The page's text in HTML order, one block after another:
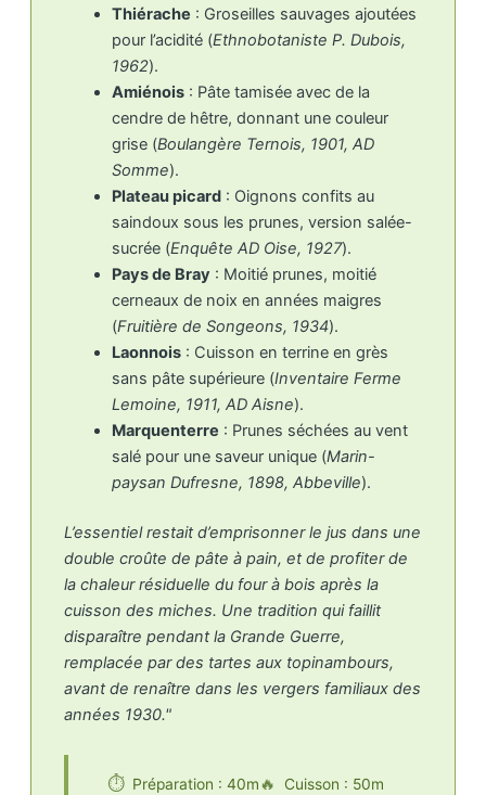
Thiérache : Groseilles sauvages ajoutées
pour l’acidité (Ethnobotaniste P. Dubois,
1962).
Amiénois: Pâte tamisée avec de la
cendre de hêtre, donnant une couleur
grise (Boulangère Ternois, 1901, AD
Somme).
Plateau picard: Oignons confits au
saindoux sous les prunes, version salée-
sucrée (Enquête AD Oise, 1927).
Pays de Bray : Moitié prunes, moitié
cerneaux de noix en années maigres
(Fruitière de Songeons, 1934).
Laonnois: Cuisson en terrine en grès
sans pâte supérieure (Inventaire Ferme
Lemoine, 1911, AD Aisne).
Marquenterre : Prunes séchées au vent
salé pour une saveur unique (Marin-
paysan Dufresne, 1898, Abbeville).
L’essentiel restait d’emprisonner le jus dans une
double croûte de pâte à pain, et de profiter de
la chaleur résiduelle du four à bois après la
cuisson des miches. Une tradition qui faillit
disparaître pendant la Grande Guerre,
remplacée par des tartes aux topinambours,
avant de renaître dans les vergers familiaux des
années 1930."
Préparation : 40m Cuisson : 50m